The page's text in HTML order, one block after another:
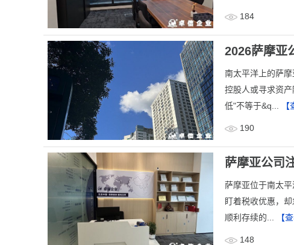
184
2026萨摩亚
南太平洋上的萨
控股人或寻求资
低"不等于&q...
190
萨摩亚公司
萨摩亚位于南太
盯着税收优惠，
顺利存续的...
【
148